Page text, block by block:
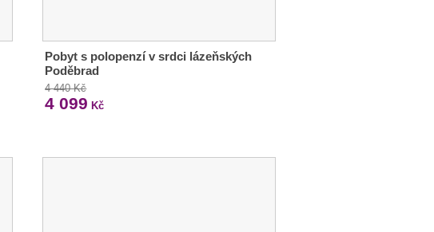
Pobyt s polopenzí v srdci lázeňských
Poděbrad
4 440 Kč
4 099 Kč